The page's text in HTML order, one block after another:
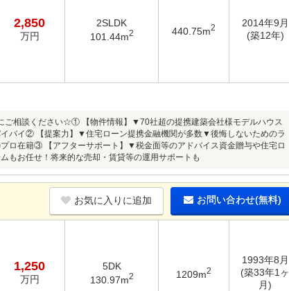
2,850
万円
2SLDK
101.44m2 440.75m2
2014年9月
(築12年)
ご相談ください☆① 【物件情報】▼70社超の提携建築会社様モデルハウス
バイ② 【提案力】▼住宅ローン提携金融機関が多数▼後悔しないためのラ
ロ在籍③ 【アフターサポート】▼税金面等のアドバイス資金贈与や住宅ロ
もお任せ！将来的な売却・賃貸等の運用サポートも
お気に入りに追加 お問い合わせ(無料)
1,250
万円
5DK
130.97m2 1209m2
1993年8月
(築33年1ヶ
月)